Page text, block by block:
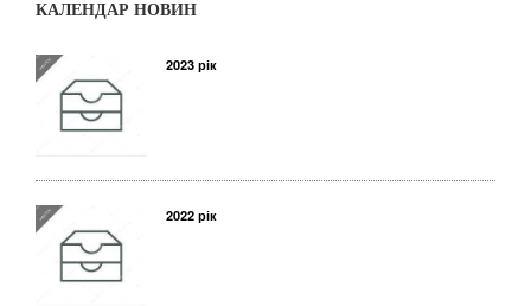
КАЛЕНДАР НОВИН
2023 рік
2022 рік